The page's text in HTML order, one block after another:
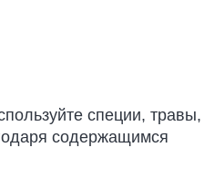
специи, травы,
содержащимся